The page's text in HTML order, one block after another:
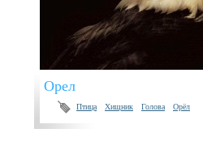
Орел
Птица Хищник Голова Орёл